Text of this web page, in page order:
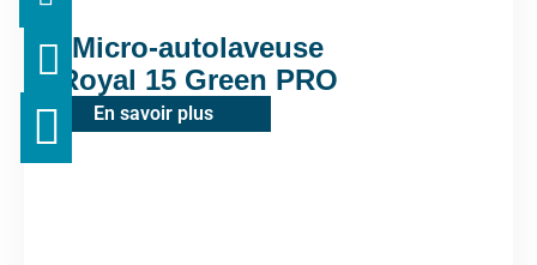
Micro-autolaveuse
Royal 15 Green PRO
En savoir plus